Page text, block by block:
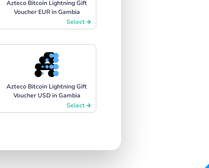
Azteco Bitcoin Lightning Gift
Voucher EUR in Gambia
Select
Azteco Bitcoin Lightning Gift
Voucher USD in Gambia
Select